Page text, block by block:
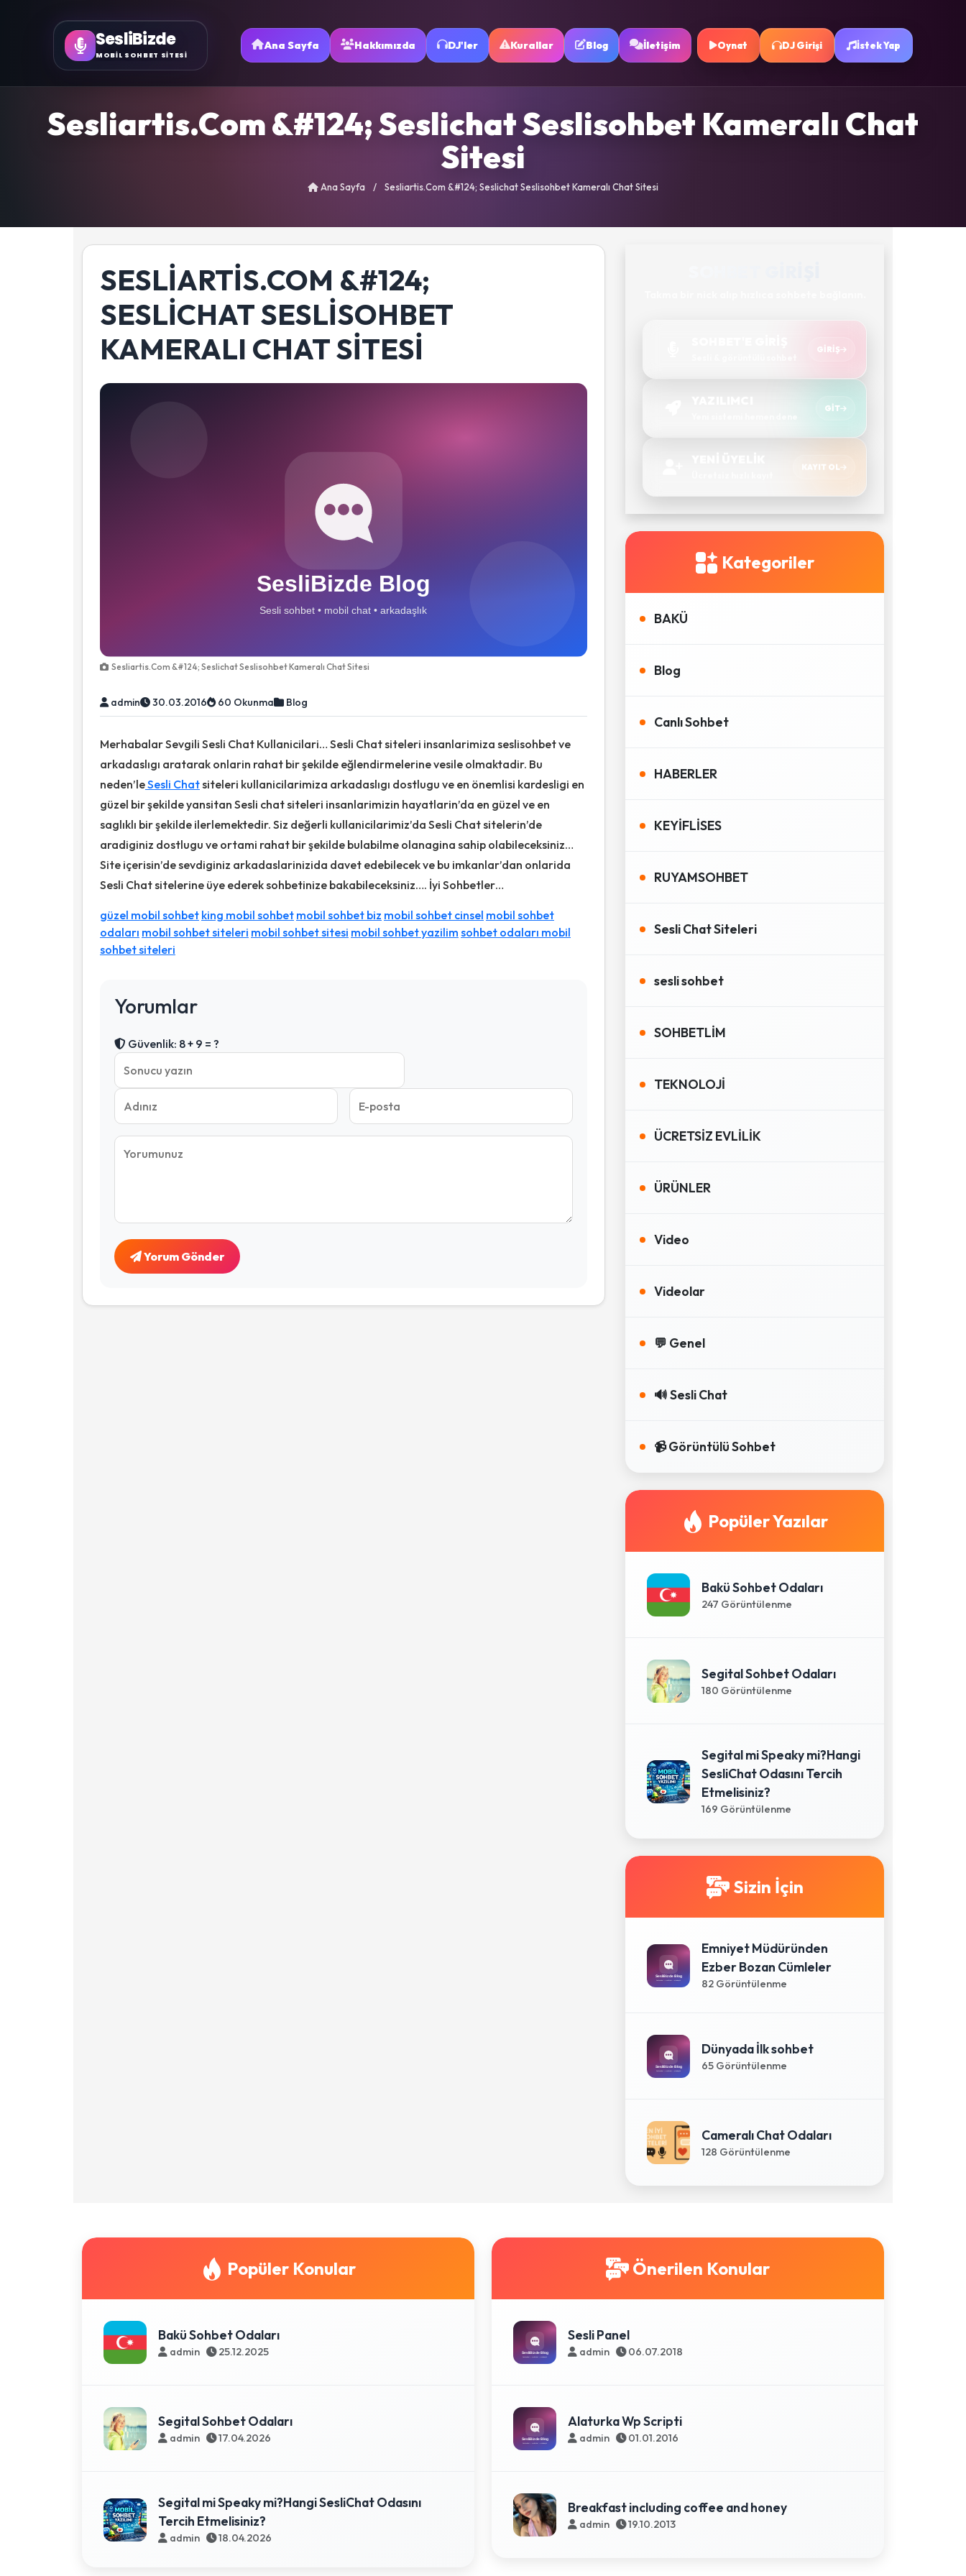
SesliBizde
MOBİL SOHBET SİTESİ
Ana Sayfa Hakkımızda DJ'ler Kurallar Blog İletişim Oynat DJ Girişi İstek Yap
Sesliartis.Com &#124; Seslichat Seslisohbet Kameralı Chat
Sitesi
Ana Sayfa / Sesliartis.Com &#124; Seslichat Seslisohbet Kameralı Chat Sitesi
SESLIARTIS.COM &#124;
SESLICHAT SESLISOHBET
KAMERALI CHAT SITESI
Sesliartis.Com &#124; Seslichat Seslisohbet Kameralı Chat Sitesi
admin 30.03.2016 60 Okunma Blog
Merhabalar Sevgili Sesli Chat Kullanicilari… Sesli Chat siteleri insanlarimiza seslisohbet ve
arkadaslıgı aratarak onlarin rahat bir şekilde eğlendirmelerine vesile olmaktadir. Bu
neden’leSesli Chatsiteleri kullanicilarimiza arkadaslıgı dostlugu ve en önemlisi kardesligi en
güzel bir şekilde yansitan Sesli chat siteleri insanlarimizin hayatlarin’da en güzel ve en
saglıklı bir şekilde ilerlemektedir. Siz değerli kullanicilarimiz’da Sesli Chat sitelerin’de
aradiginiz dostlugu ve ortami rahat bir şekilde bulabilme olanagina sahip olabileceksiniz…
Site içerisin’de sevdiginiz arkadaslarinizida davet edebilecek ve bu imkanlar’dan onlarida
Sesli Chat sitelerine üye ederek sohbetinize bakabileceksiniz…. İyi Sohbetler…
güzel mobil sohbet king mobil sohbet mobil sohbet biz mobil sohbet cinsel mobil sohbet
odaları mobil sohbet siteleri mobil sohbet sitesi mobil sohbet yazilim sohbet odaları mobil
sohbet siteleri
Yorumlar
Güvenlik: 8 + 9 = ?
Yorum Gönder
GIRIŞ
GIT
KAYIT OL
Kategoriler
BAKÜ
Blog
Canlı Sohbet
HABERLER
KEYİFLİSES
RUYAMSOHBET
Sesli Chat Siteleri
sesli sohbet
SOHBETLİM
TEKNOLOJİ
ÜCRETSİZ EVLİLİK
ÜRÜNLER
Video
Videolar
💬 Genel
🔊 Sesli Chat
📹 Görüntülü Sohbet
Popüler Yazılar
Bakü Sohbet Odaları
247 Görüntülenme
Segital Sohbet Odaları
180 Görüntülenme
Segital mi Speaky mi?Hangi
SesliChat Odasını Tercih
Etmelisiniz?
169 Görüntülenme
Sizin İçin
Emniyet Müdüründen
Ezber Bozan Cümleler
82 Görüntülenme
Dünyada İlk sohbet
65 Görüntülenme
Cameralı Chat Odaları
128 Görüntülenme
Popüler Konular
Bakü Sohbet Odaları
admin 25.12.2025
Segital Sohbet Odaları
admin 17.04.2026
Segital mi Speaky mi?Hangi SesliChat Odasını
Tercih Etmelisiniz?
admin 18.04.2026
Önerilen Konular
Sesli Panel
admin 06.07.2018
Alaturka Wp Scripti
admin 01.01.2016
Breakfast including coffee and honey
admin 19.10.2013